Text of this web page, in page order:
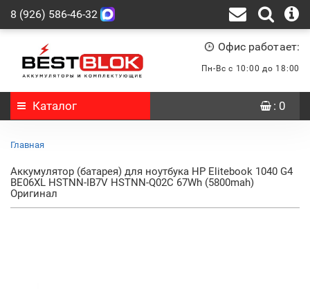
8 (926) 586-46-32
Офис работает:
Пн-Вс с 10:00 до 18:00
Каталог : 0
Главная
Аккумулятор (батарея) для ноутбука HP Elitebook 1040 G4
BE06XL HSTNN-IB7V HSTNN-Q02C 67Wh (5800mah)
Оригинал